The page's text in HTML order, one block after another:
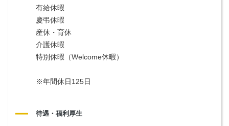
有給休暇
慶弔休暇
産休・育休
介護休暇
特別休暇（Welcome休暇）
※年間休日125日
待遇・福利厚生